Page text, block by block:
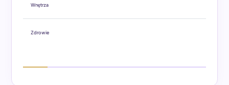
Wnętrza
Zdrowie